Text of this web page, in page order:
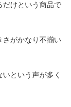
だけという商品で
さがかなり不揃い
という声が多く